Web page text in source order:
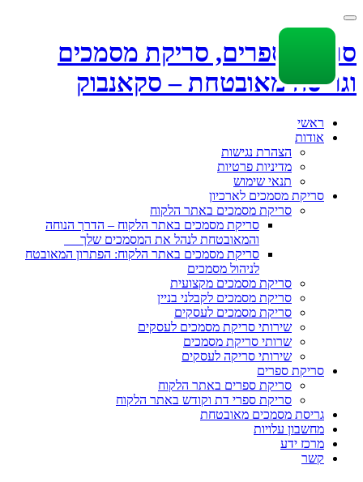
Toggle
navigation
סריקת ספרים, סריקת מסמכים
וגריסה מאובטחת – סקאנבוק
Skip
ראשי
אודות
הצהרת נגישות
מדיניות פרטיות
תנאי שימוש
סריקת מסמכים לארכיון
סריקת מסמכים באתר הלקוח
סריקת מסמכים באתר הלקוח – הדרך הנוחה
והמאובטחת לנהל את המסמכים שלך
סריקת מסמכים באתר הלקוח: הפתרון המאובטח
לניהול מסמכים
סריקת מסמכים מקצועית
סריקת מסמכים לקבלני בניין
סריקת מסמכים לעסקים
שירותי סריקת מסמכים לעסקים
שרותי סריקת מסמכים
שירותי סריקה לעסקים
סריקת ספרים
סריקת ספרים באתר הלקוח
סריקת ספרי דת וקודש באתר הלקוח
גריסת מסמכים מאובטחת
מחשבון עלויות
מרכז ידע
קשר